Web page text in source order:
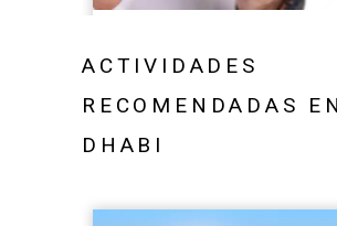
ACTIVIDADES
RECOMENDADAS
DHABI